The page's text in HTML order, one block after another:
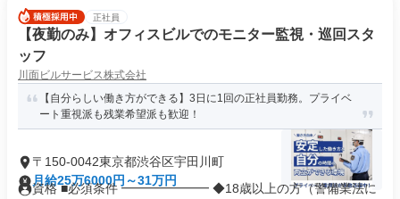
正社員
【夜勤のみ】オフィスビルでのモニター監視・巡回スタ
ッフ
川面ビルサービス株式会社
【自分らしい働き方ができる】3日に1回の正社員勤務。プライベ
ート重視派も残業希望派も歓迎！
〒150-0042東京都渋谷区宇田川町
月給25万6000円～31万円
資格 ■必須条件 ━━━━━━━ ◆18歳以上の方（警備業法に